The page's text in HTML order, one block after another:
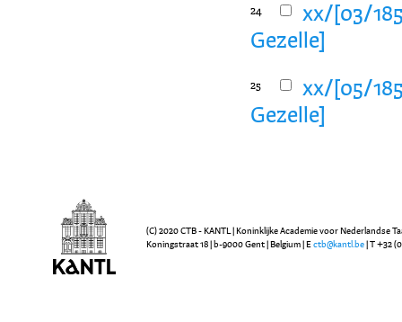
24
xx/[03/
Gezelle]
25
xx/[05/
Gezelle]
(C) 2020 CTB - KANTL | Koninklijke Academie voor Nederlandse
Koningstraat 18 | b-9000 Gent | Belgium | E ctb@kantl.be | T +32